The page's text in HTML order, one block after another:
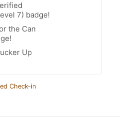
7) badge!
the Can
Up
Check-in